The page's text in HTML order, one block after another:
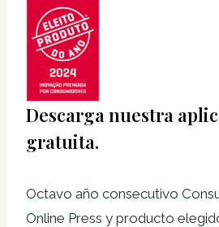
Descarga nuestra
gratuita.
Octavo año consecutivo
Online Press y producto